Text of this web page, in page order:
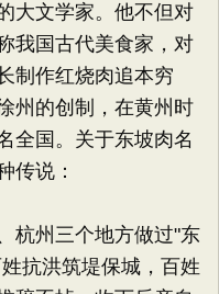
文学家。他不但对
我国古代美食家，对
制作红烧肉追本穷
州的创制，在黄州时
全国。关于东坡肉名
传说：
州三个地方做过"东
抗洪筑堤保城，百姓